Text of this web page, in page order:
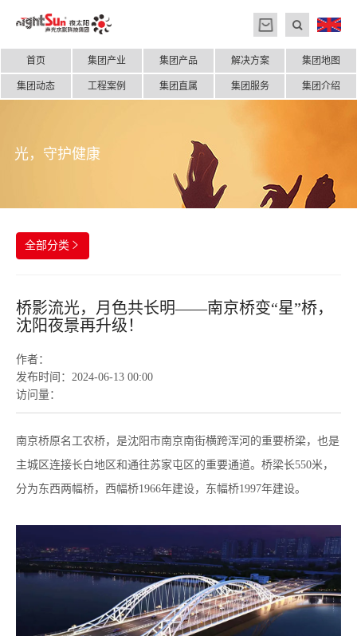
首页 集团产业 集团产品 解决方案 集团地图
集团动态 工程案例 集团直属 集团服务 集团介绍
光，守护健康
全部分类 
桥影流光，月色共长明——南京桥变“星”桥，
沈阳夜景再升级！
作者：
发布时间： 2024-06-13 00:00
访问量：
南京桥原名工农桥，是沈阳市南京南街横跨浑河的重要桥梁，也是
主城区连接长白地区和通往苏家屯区的重要通道。桥梁长550米，
分为东西两幅桥，西幅桥1966年建设，东幅桥1997年建设。